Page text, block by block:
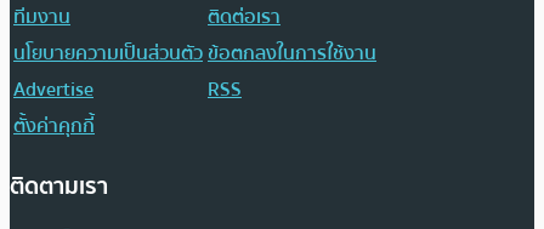
ทีมงาน
ติดต่อเรา
นโยบายความเป็นส่วนตัวข้อตกลงในการใช้งาน
Advertise
RSS
ตั้งค่าคุกกี้
ติดตามเรา